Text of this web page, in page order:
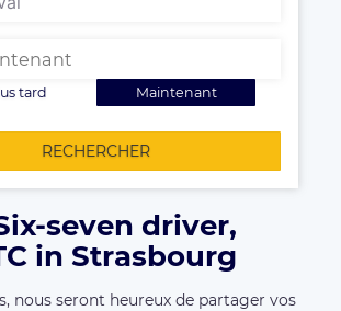
Maintenant
tard
RECHERCHER
seven driver,
in Strasbourg
nous seront heureux de partager vos